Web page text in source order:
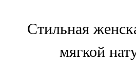
Стильная
мягкой